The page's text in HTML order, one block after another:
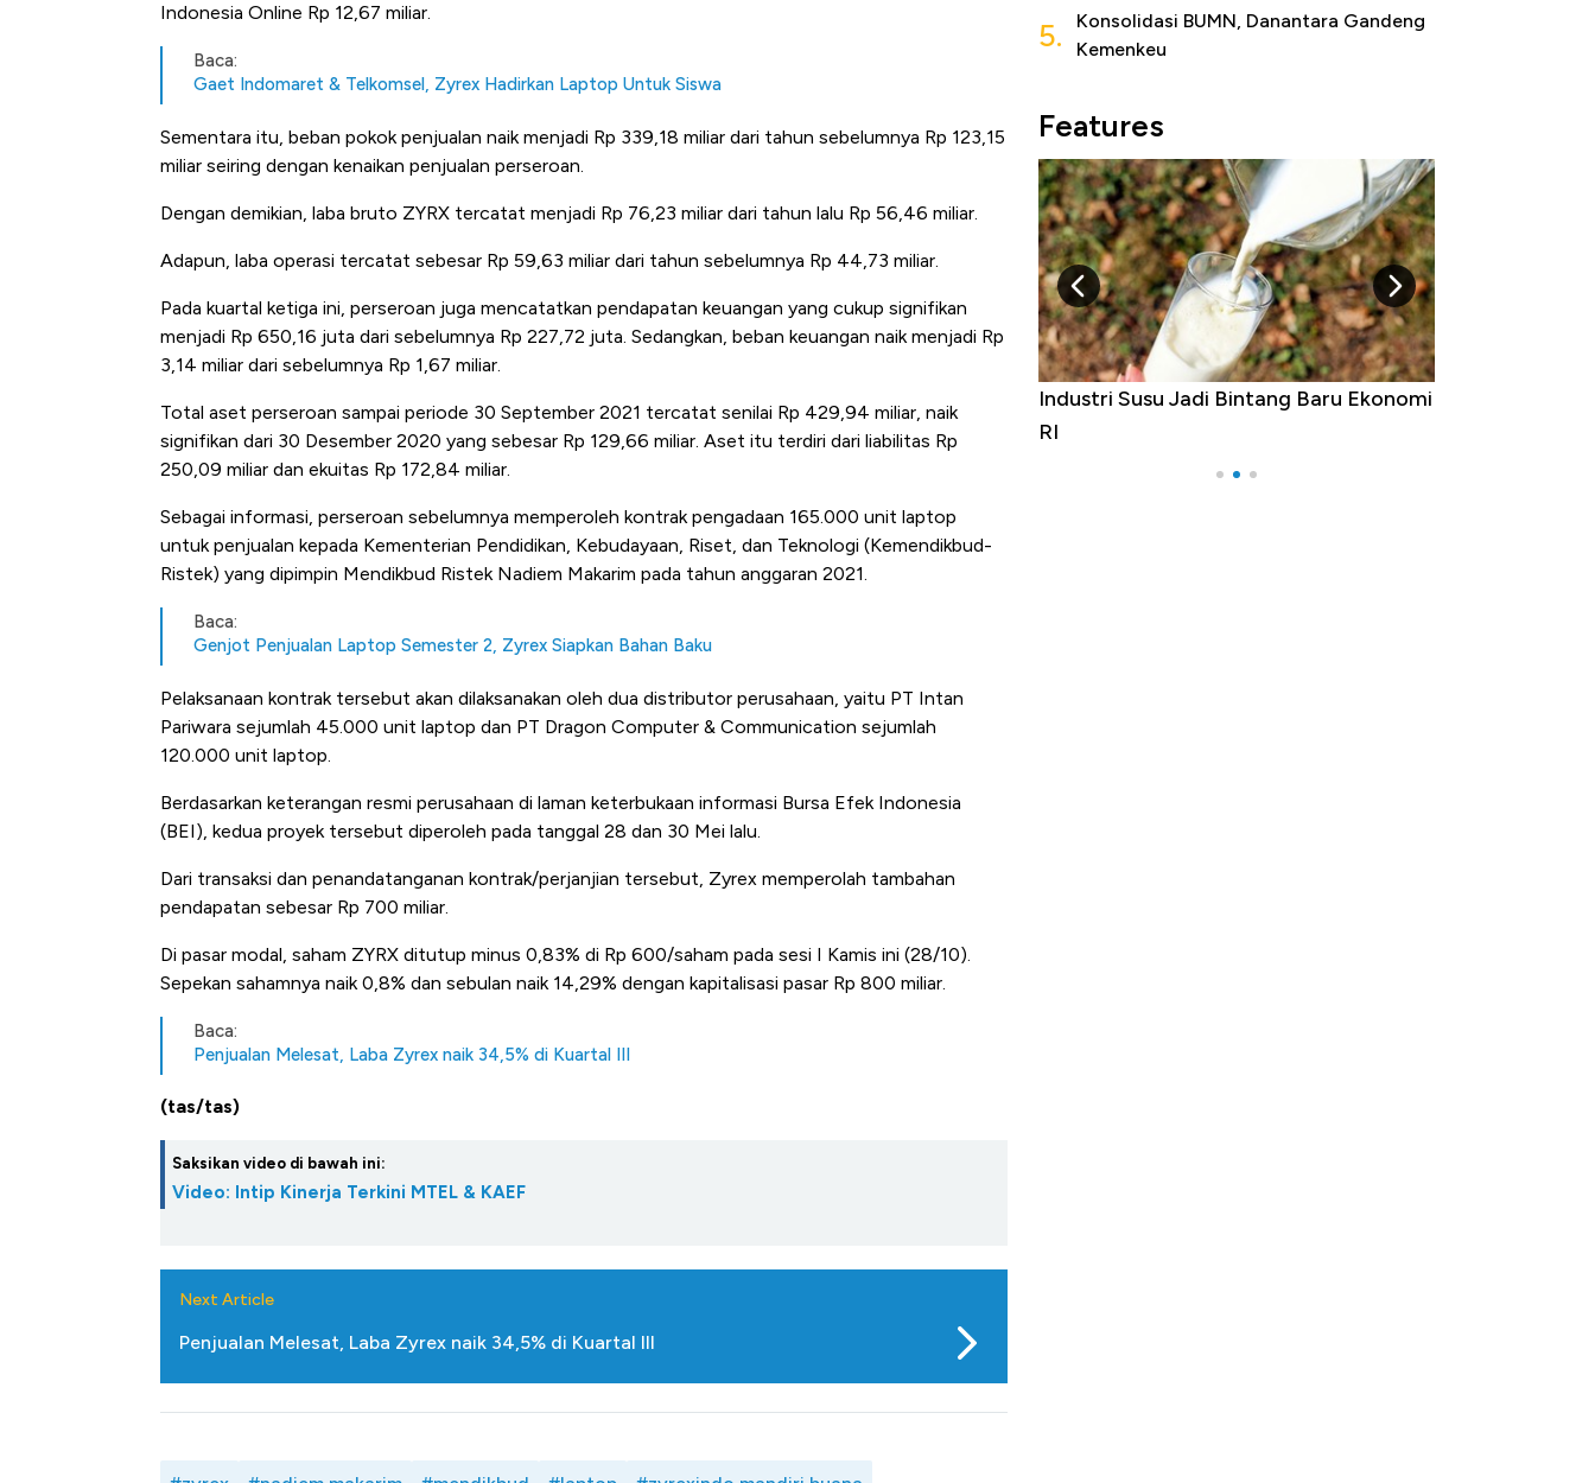
Indonesia Online Rp 12,67 miliar.
Baca:
Gaet Indomaret & Telkomsel, Zyrex Hadirkan Laptop Untuk Siswa
Sementara itu, beban pokok penjualan naik menjadi Rp 339,18 miliar dari tahun sebelumnya Rp 123,15
miliar seiring dengan kenaikan penjualan perseroan.
Dengan demikian, laba bruto ZYRX tercatat menjadi Rp 76,23 miliar dari tahun lalu Rp 56,46 miliar.
Adapun, laba operasi tercatat sebesar Rp 59,63 miliar dari tahun sebelumnya Rp 44,73 miliar.
Pada kuartal ketiga ini, perseroan juga mencatatkan pendapatan keuangan yang cukup signifikan
menjadi Rp 650,16 juta dari sebelumnya Rp 227,72 juta. Sedangkan, beban keuangan naik menjadi Rp
3,14 miliar dari sebelumnya Rp 1,67 miliar.
Total aset perseroan sampai periode 30 September 2021 tercatat senilai Rp 429,94 miliar, naik
signifikan dari 30 Desember 2020 yang sebesar Rp 129,66 miliar. Aset itu terdiri dari liabilitas Rp
250,09 miliar dan ekuitas Rp 172,84 miliar.
Sebagai informasi, perseroan sebelumnya memperoleh kontrak pengadaan 165.000 unit laptop
untuk penjualan kepada Kementerian Pendidikan, Kebudayaan, Riset, dan Teknologi (Kemendikbud-
Ristek) yang dipimpin Mendikbud Ristek Nadiem Makarim pada tahun anggaran 2021.
Baca:
Genjot Penjualan Laptop Semester 2, Zyrex Siapkan Bahan Baku
Pelaksanaan kontrak tersebut akan dilaksanakan oleh dua distributor perusahaan, yaitu PT Intan
Pariwara sejumlah 45.000 unit laptop dan PT Dragon Computer & Communication sejumlah
120.000 unit laptop.
Berdasarkan keterangan resmi perusahaan di laman keterbukaan informasi Bursa Efek Indonesia
(BEI), kedua proyek tersebut diperoleh pada tanggal 28 dan 30 Mei lalu.
Dari transaksi dan penandatanganan kontrak/perjanjian tersebut, Zyrex memperolah tambahan
pendapatan sebesar Rp 700 miliar.
Di pasar modal, saham ZYRX ditutup minus 0,83% di Rp 600/saham pada sesi I Kamis ini (28/10).
Sepekan sahamnya naik 0,8% dan sebulan naik 14,29% dengan kapitalisasi pasar Rp 800 miliar.
Baca:
Penjualan Melesat, Laba Zyrex naik 34,5% di Kuartal III
(tas/tas)
Saksikan video di bawah ini:
Video: Intip Kinerja Terkini MTEL & KAEF
Next Article
Penjualan Melesat, Laba Zyrex naik 34,5% di Kuartal III
5.
Konsolidasi BUMN, Danantara Gandeng
Kemenkeu
Features
Alas Kaki Tumbuh Double Digit
Industri Susu Jadi Bintang Baru Ekonomi
RI